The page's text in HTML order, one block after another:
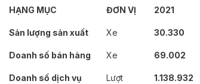
HẠNG MỤC ĐƠN VỊ 2021
Sản lượng sản xuất Xe 30.330
Doanh số bán hàng Xe 69.002
Doanh số dịch vụ Lượt 1.138.932